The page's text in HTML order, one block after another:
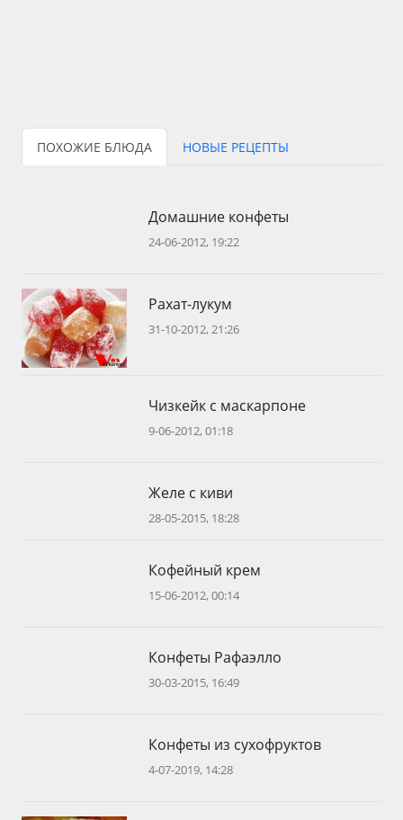
ПОХОЖИЕ БЛЮДА НОВЫЕ РЕЦЕПТЫ
Домашние конфеты
24-06-2012, 19:22
Рахат-лукум
31-10-2012, 21:26
Чизкейк с маскарпоне
9-06-2012, 01:18
Желе с киви
28-05-2015, 18:28
Кофейный крем
15-06-2012, 00:14
Конфеты Рафаэлло
30-03-2015, 16:49
Конфеты из сухофруктов
4-07-2019, 14:28